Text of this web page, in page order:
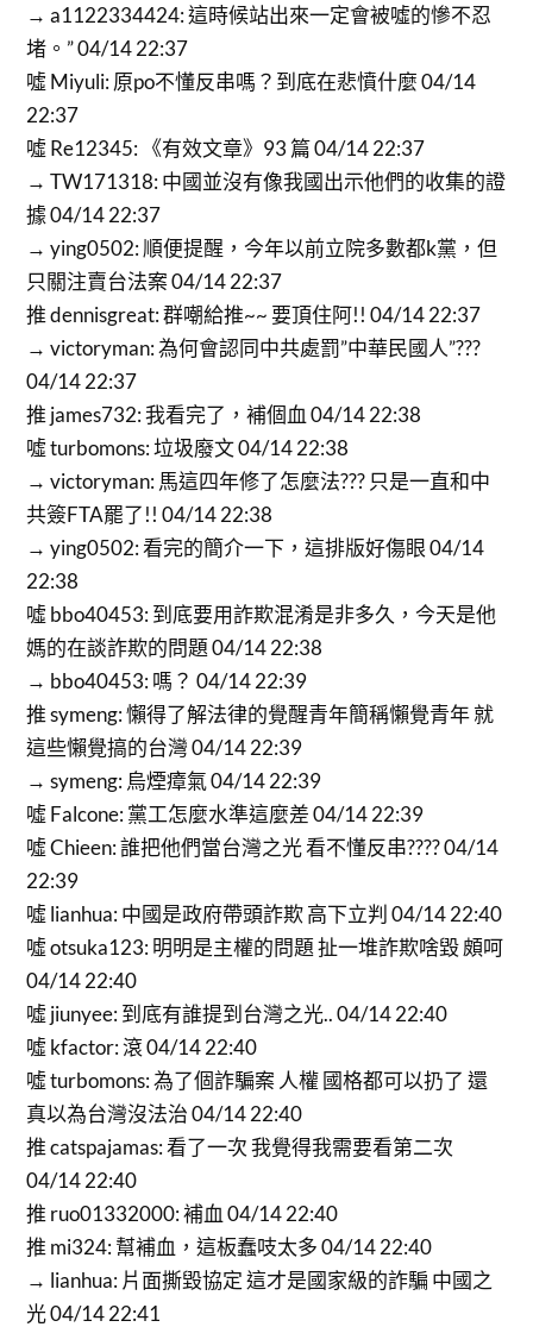
→ a1122334424: 這時候站出來一定會被噓的慘不忍
堵。” 04/14 22:37
噓 Miyuli: 原po不懂反串嗎？到底在悲憤什麼 04/14
22:37
噓 Re12345: 《有效文章》93 篇 04/14 22:37
→ TW171318: 中國並沒有像我國出示他們的收集的證
據 04/14 22:37
→ ying0502: 順便提醒，今年以前立院多數都k黨，但
只關注賣台法案 04/14 22:37
推 dennisgreat: 群嘲給推~~ 要頂住阿!! 04/14 22:37
→ victoryman: 為何會認同中共處罰”中華民國人”???
04/14 22:37
推 james732: 我看完了，補個血 04/14 22:38
噓 turbomons: 垃圾廢文 04/14 22:38
→ victoryman: 馬這四年修了怎麼法??? 只是一直和中
共簽FTA罷了!! 04/14 22:38
→ ying0502: 看完的簡介一下，這排版好傷眼 04/14
22:38
噓 bbo40453: 到底要用詐欺混淆是非多久，今天是他
媽的在談詐欺的問題 04/14 22:38
→ bbo40453: 嗎？ 04/14 22:39
推 symeng: 懶得了解法律的覺醒青年簡稱懶覺青年 就
這些懶覺搞的台灣 04/14 22:39
→ symeng: 烏煙瘴氣 04/14 22:39
噓 Falcone: 黨工怎麼水準這麼差 04/14 22:39
噓 Chieen: 誰把他們當台灣之光 看不懂反串???? 04/14
22:39
噓 lianhua: 中國是政府帶頭詐欺 高下立判 04/14 22:40
噓 otsuka123: 明明是主權的問題 扯一堆詐欺啥毀 頗呵
04/14 22:40
噓 jiunyee: 到底有誰提到台灣之光.. 04/14 22:40
噓 kfactor: 滾 04/14 22:40
噓 turbomons: 為了個詐騙案 人權 國格都可以扔了 還
真以為台灣沒法治 04/14 22:40
推 catspajamas: 看了一次 我覺得我需要看第二次
04/14 22:40
推 ruo01332000: 補血 04/14 22:40
推 mi324: 幫補血，這板蠢吱太多 04/14 22:40
→ lianhua: 片面撕毀協定 這才是國家級的詐騙 中國之
光 04/14 22:41